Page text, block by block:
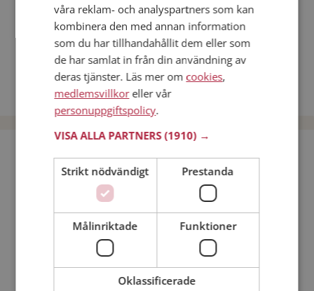
Fler singlar
Andra singlar från Stockholm
Dejta män i Sverige
Dejta kvinnor i Sverige
Bli medlem utan kostnad!
Kvinna
Min ålder:
våra reklam- och analyspartners som kan
kombinera den med annan information
som du har tillhandahållit dem eller som
de har samlat in från din användning av
deras tjänster. Läs mer om cookies,
medlemsvillkoreller vår
personuppgiftspolicy.
VISA ALLA PARTNERS(1910) →
Strikt nödvändigt Prestanda
Målinriktade Funktioner
Oklassificerade